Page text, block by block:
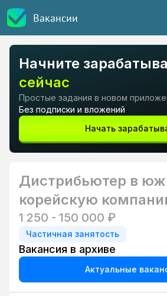
Вакансии
Начните
сейчас
Простые задания в новом
Без подписки и вложений
Начать
Дистрибьютер в
корейскую
1 250 - 150 000 ₽
Частичная занятость
Вакансия в архиве
Актуальные